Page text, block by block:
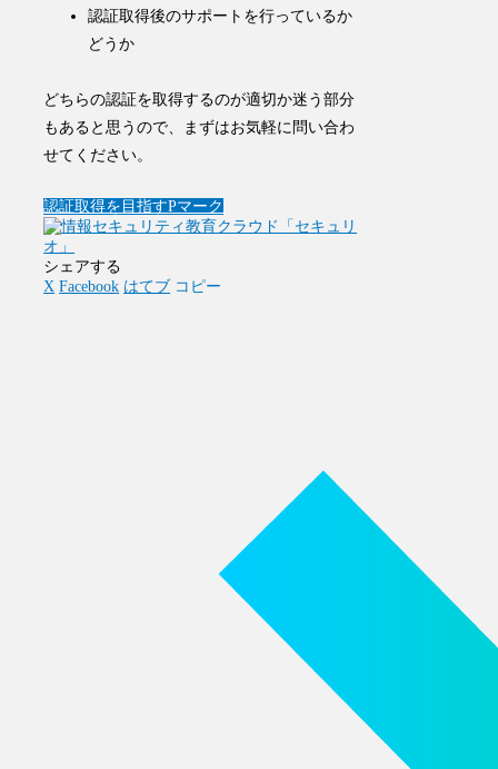
認証取得後のサポートを行っているか
どうか
どちらの認証を取得するのが適切か迷う部分
もあると思うので、まずはお気軽に問い合わ
せてください。
認証取得を目指すPマーク
シェアする
X Facebook はてブ コピー